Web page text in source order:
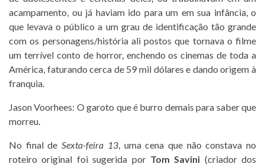
acampamento, ou já haviam ido para um em sua infância, o
que levava o público a um grau de identificação tão grande
com os personagens/história ali postos que tornava o filme
um terrível conto de horror, enchendo os cinemas de toda a
América, faturando cerca de 59 mil dólares e dando origem à
franquia.
Jason Voorhees: O garoto que é burro demais para saber que
morreu.
No final deSexta-feira 13, uma cena que não constava no
roteiro original foi sugerida por Tom Savini (criador dos